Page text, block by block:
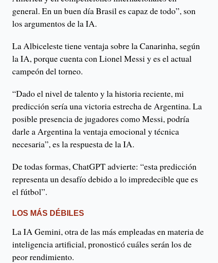
general. En un buen día Brasil es capaz de todo”, son
los argumentos de la IA.
La Albiceleste tiene ventaja sobre la Canarinha, según
la IA, porque cuenta con Lionel Messi y es el actual
campeón del torneo.
“Dado el nivel de talento y la historia reciente, mi
predicción sería una victoria estrecha de Argentina. La
posible presencia de jugadores como Messi, podría
darle a Argentina la ventaja emocional y técnica
necesaria”, es la respuesta de la IA.
De todas formas, ChatGPT advierte: “esta predicción
representa un desafío debido a lo impredecible que es
el fútbol”.
LOS MÁS DÉBILES
La IA Gemini, otra de las más empleadas en materia de
inteligencia artificial, pronosticó cuáles serán los de
peor rendimiento.